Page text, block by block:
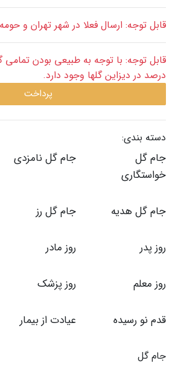
قابل توجه: ارسال فعلا در شهر تهران و
درصد در دیزاین گلها وجود دارد.
پرداخت
دسته بندی:
جام گل
خواستگاری
جام گل نامزدی
جام گل هدیه جام گل رز
روز پدر روز مادر
روز معلم روز پزشک
قدم نو رسیده عیادت از بیمار
جام گل